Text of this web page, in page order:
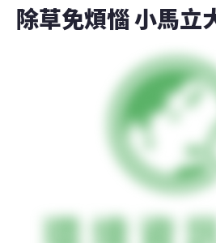
除草免煩惱 小馬立